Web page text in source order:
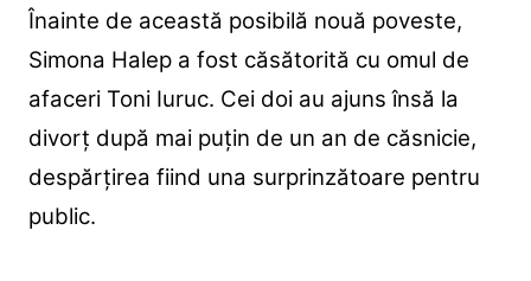
Înainte de această posibilă nouă poveste,
Simona Halep a fost căsătorită cu omul de
afaceri Toni Iuruc. Cei doi au ajuns însă la
divorț după mai puțin de un an de căsnicie,
despărțirea fiind una surprinzătoare pentru
public.